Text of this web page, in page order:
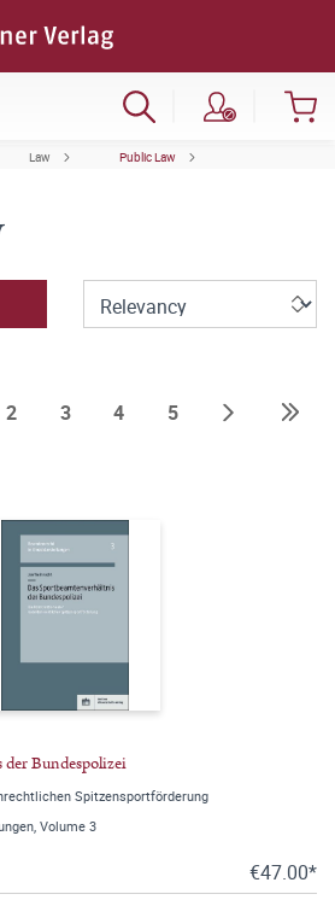
Law Public Law
2 3 4 5
der Bundespolizei
Spitzensportförderung
Volume 3
€47.00*